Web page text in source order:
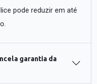
pode reduzir em até
garantia da